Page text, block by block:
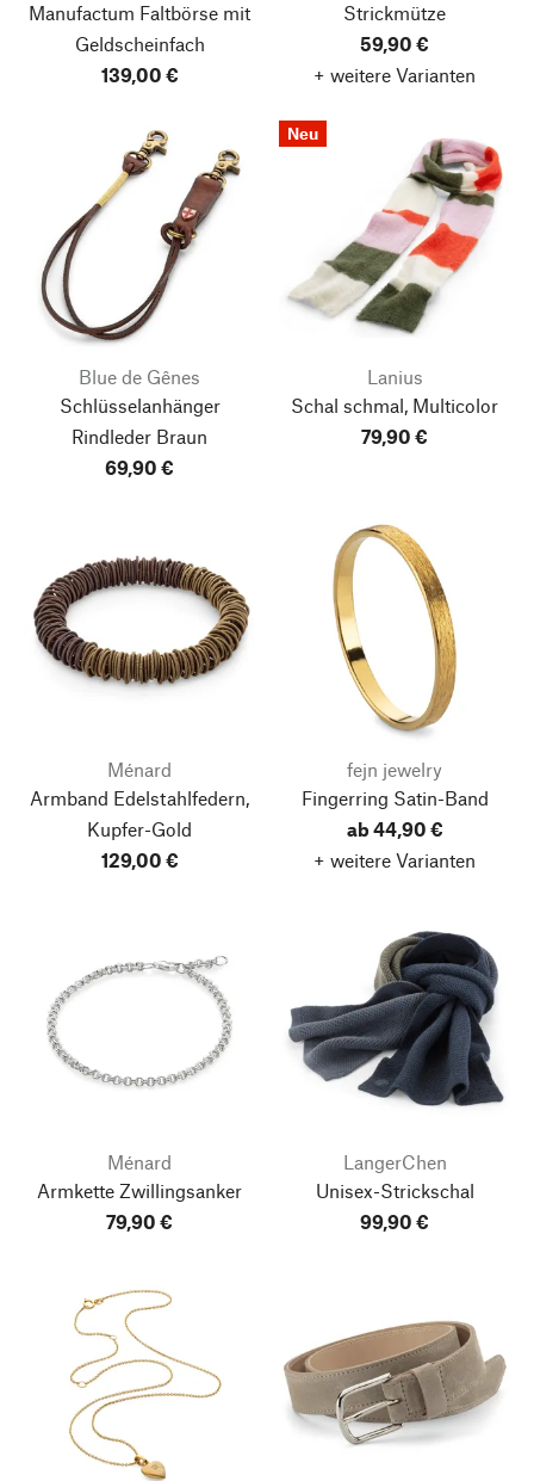
Manufactum Faltbörse mit
Geldscheinfach
139,00 €
Strickmütze
59,90 €
+ weitere Varianten
Blue de Gênes
Schlüsselanhänger
Rindleder Braun
69,90 €
Neu
Lanius
Schal schmal, Multicolor
79,90 €
Ménard
Armband Edelstahlfedern,
Kupfer-Gold
129,00 €
fejn jewelry
Fingerring Satin-Band
ab 44,90 €
+ weitere Varianten
Ménard
Armkette Zwillingsanker
79,90 €
LangerChen
Unisex-Strickschal
99,90 €